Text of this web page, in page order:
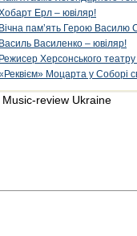
Ерл – ювіляр!
Вічна пам’ять Герою Василю
Василь Василенко – ювіляр!
Режисер Херсонського
Моцарта у Соборі
review Ukraine